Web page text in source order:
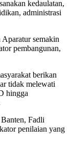
kedaulatan,
administrasi
semakin
pembangunan,
berikan
tidak melewati
hingga
Fadli
penilaian yang